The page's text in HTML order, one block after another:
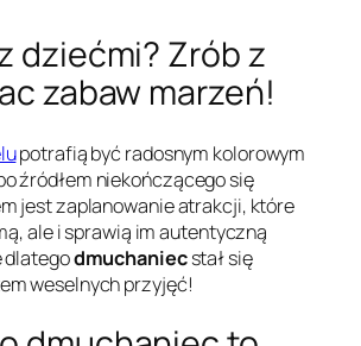
dziećmi? Zrób z
zabaw marzeń!
potrafią być radosnym kolorowym
źródłem niekończącego się
jest zaplanowanie atrakcji, które
ale i sprawią im autentyczną
dlategodmuchaniecstał się
weselnych przyjęć!